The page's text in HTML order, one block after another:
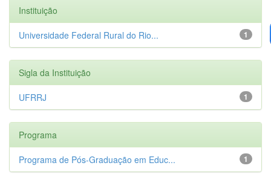
Instituição
1
Universidade Federal Rural do Rio...
Sigla da Instituição
1
UFRRJ
Programa
1
Programa de Pós-Graduação em Educ...